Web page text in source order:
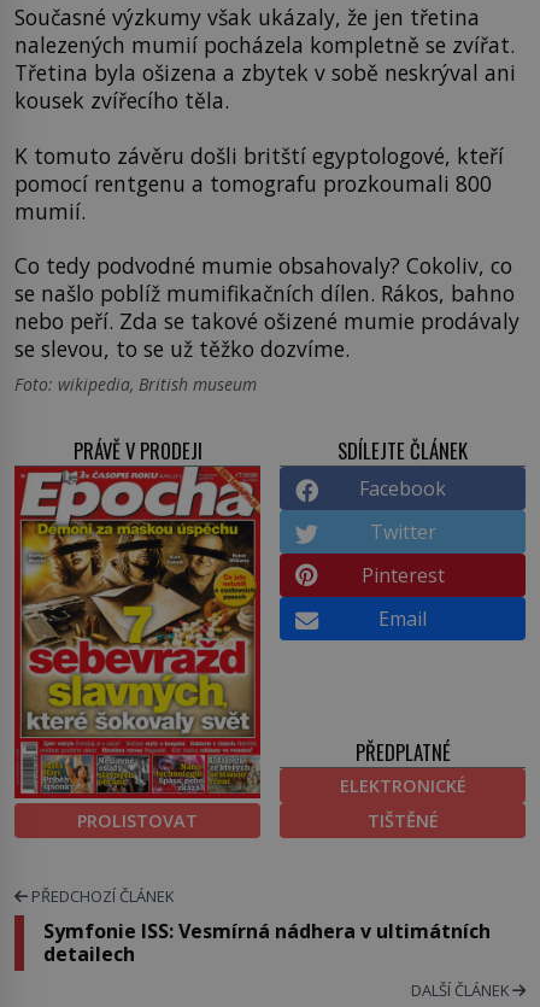
Současné výzkumy však ukázaly, že jen třetina
nalezených mumií pocházela kompletně se zvířat.
Třetina byla ošizena a zbytek v sobě neskrýval ani
kousek zvířecího těla.
K tomuto závěru došli britští egyptologové, kteří
pomocí rentgenu a tomografu prozkoumali 800
mumií.
Co tedy podvodné mumie obsahovaly? Cokoliv, co
se našlo poblíž mumifikačních dílen. Rákos, bahno
nebo peří. Zda se takové ošizené mumie prodávaly
se slevou, to se už těžko dozvíme.
Foto: wikipedia, British museum
PRÁVĚ V PRODEJI
PROLISTOVAT
SDÍLEJTE ČLÁNEK
Facebook
Twitter
Pinterest
Email
PŘEDPLATNÉ
ELEKTRONICKÉ
TIŠTĚNÉ
PŘEDCHOZÍ ČLÁNEK
Symfonie ISS: Vesmírná nádhera v ultimátních
detailech
DALŠÍ ČLÁNEK